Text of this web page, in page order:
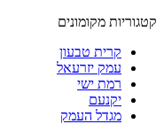
קטגוריות מקומונים
קרית טבעון
עמק יזרעאל
רמת ישי
יקנעם
מגדל העמק